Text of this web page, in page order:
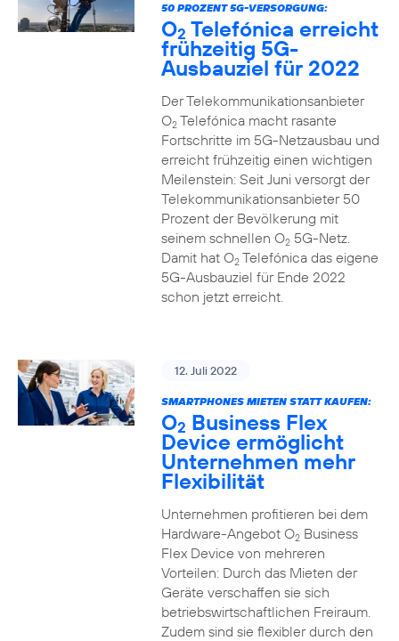
50 PROZENT 5G-VERSORGUNG:
O2 Telefónica erreicht
frühzeitig 5G-
Ausbauziel für 2022
Der Telekommunikationsanbieter
O2Telefónica macht rasante
Fortschritte im 5G-Netzausbau und
erreicht frühzeitig einen wichtigen
Meilenstein: Seit Juni versorgt der
Telekommunikationsanbieter 50
Prozent der Bevölkerung mit
seinem schnellen O25G-Netz.
Damit hat O2Telefónica das eigene
5G-Ausbauziel für Ende 2022
schon jetzt erreicht.
12. Juli 2022
SMARTPHONES MIETEN STATT KAUFEN:
O2 Business Flex
Device ermöglicht
Unternehmen mehr
Flexibilität
Unternehmen profitieren bei dem
Hardware-Angebot O2Business
Flex Device von mehreren
Vorteilen: Durch das Mieten der
Geräte verschaffen sie sich
betriebswirtschaftlichen Freiraum.
Zudem sind sie flexibler durch den